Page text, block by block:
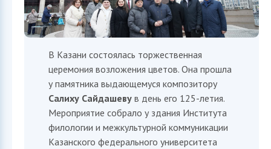
В Казани состоялась торжественная
церемония возложения цветов. Она прошла
у памятника выдающемуся композитору
Салиху Сайдашеву в день его 125-летия.
Мероприятие собрало у здания Института
филологии и межкультурной коммуникации
Казанского федерального университета